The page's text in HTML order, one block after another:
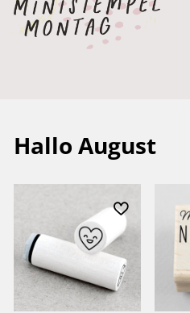
Hallo August